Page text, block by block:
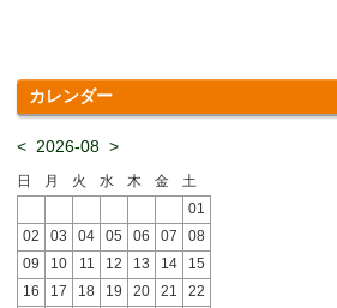
カレンダー
< 2026-08 >
日 月 火 水 木 金
土
01
02
03 04 05 06 07
08
09
10 11 12 13 14
15
16
17 18 19 20 21
22